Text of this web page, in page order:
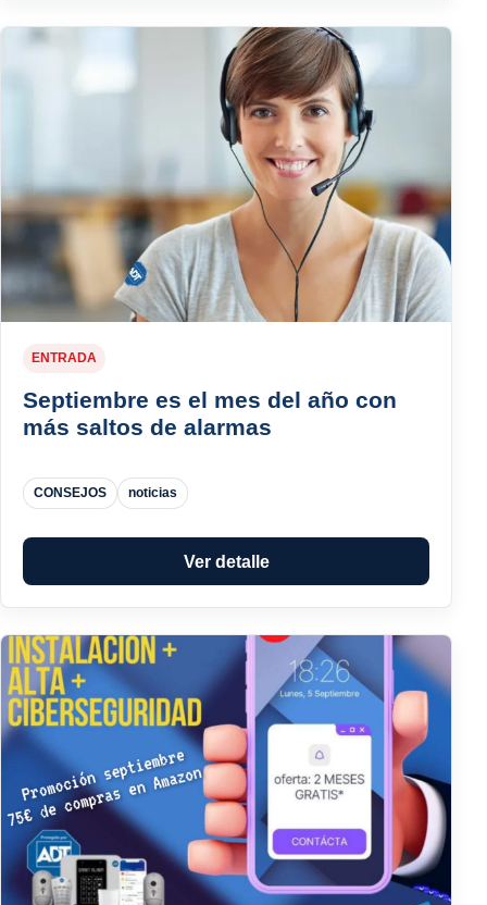
ENTRADA
Septiembre es el mes del año con
más saltos de alarmas
CONSEJOS noticias
Ver detalle